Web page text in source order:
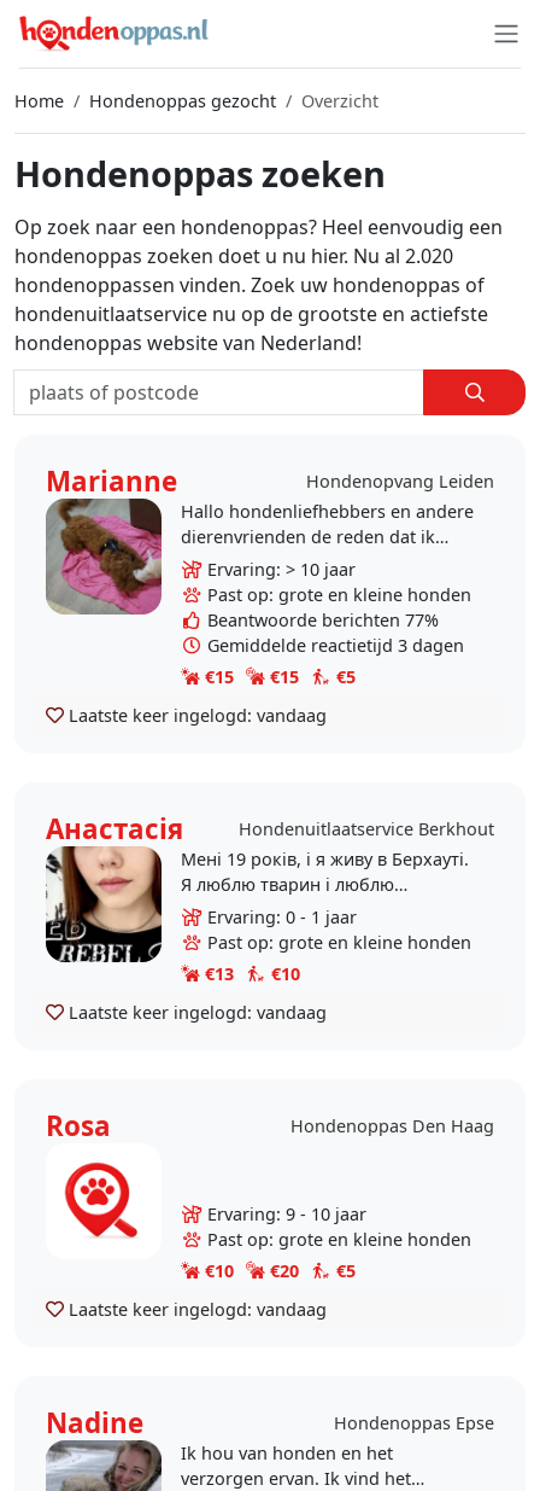
Home Hondenoppas gezocht Overzicht
Hondenoppas zoeken
Op zoek naar een hondenoppas? Heel eenvoudig een
hondenoppas zoeken doet u nu hier. Nu al 2.020
hondenoppassen vinden. Zoek uw hondenoppas of
hondenuitlaatservice nu op de grootste en actiefste
hondenoppas website van Nederland!
Marianne
Hondenopvang Leiden
Hallo hondenliefhebbers en andere
dierenvrienden de reden dat ik
hondenoppasser wil worden omdat
ik als dierenvriend niet wil dat
dieren gedumpt..
Ervaring: > 10 jaar
Past op: grote en kleine honden
Beantwoorde berichten 77%
Gemiddelde reactietijd 3 dagen
€15
€15
€5
Laatste keer ingelogd: vandaag
Анастасія
Hondenuitlaatservice Berkhout
Мені 19 років, і я живу в Берхауті.
Я люблю тварин і люблю
проводити час з собаками...
Ervaring: 0 - 1 jaar
Past op: grote en kleine honden
€13
€10
Laatste keer ingelogd: vandaag
Rosa Hondenoppas Den Haag
Ervaring: 9 - 10 jaar
Past op: grote en kleine honden
€10
€20
€5
Laatste keer ingelogd: vandaag
Nadine
Hondenoppas Epse
Ik hou van honden en het
verzorgen ervan. Ik vind het